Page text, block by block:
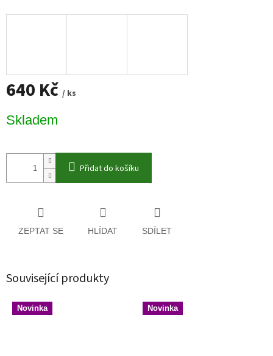
640 Kč / ks
cena:
Skladem
Přidat do košíku
ZEPTAT SE HLÍDAT SDÍLET
Související produkty
Novinka Novinka